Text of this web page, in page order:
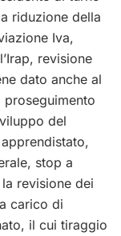
riduzione della
Iva,
revisione
dato anche al
del
stop a
revisione dei
carico di
il cui tiraggio